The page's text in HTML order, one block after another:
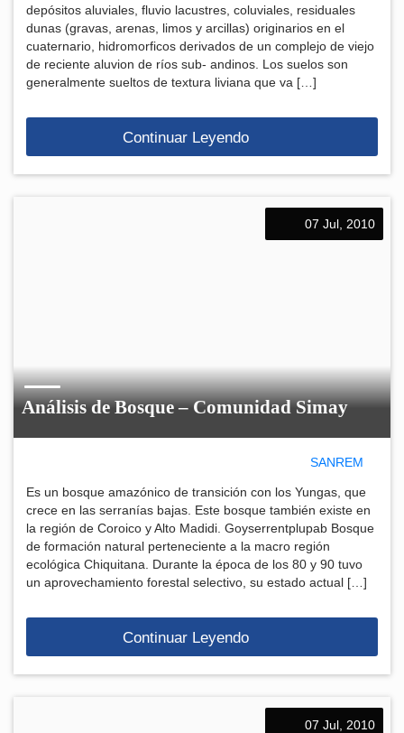
depósitos aluviales, fluvio lacustres, coluviales, residuales
dunas (gravas, arenas, limos y arcillas) originarios en el
cuaternario, hidromorficos derivados de un complejo de viejo
de reciente aluvion de ríos sub- andinos. Los suelos son
generalmente sueltos de textura liviana que va […]
Continuar Leyendo
07 Jul, 2010
Análisis de Bosque – Comunidad Simay
SANREM
Es un bosque amazónico de transición con los Yungas, que
crece en las serranías bajas. Este bosque también existe en
la región de Coroico y Alto Madidi. Goyserrentplupab Bosque
de formación natural perteneciente a la macro región
ecológica Chiquitana. Durante la época de los 80 y 90 tuvo
un aprovechamiento forestal selectivo, su estado actual […]
Continuar Leyendo
07 Jul, 2010